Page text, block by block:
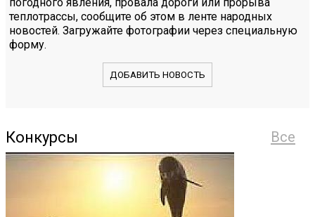
теплотрассы, сообщите об этом в ленте народных
новостей. Загружайте фотографии через специальную
форму.
ДОБАВИТЬ НОВОСТЬ
Все
Конкурсы